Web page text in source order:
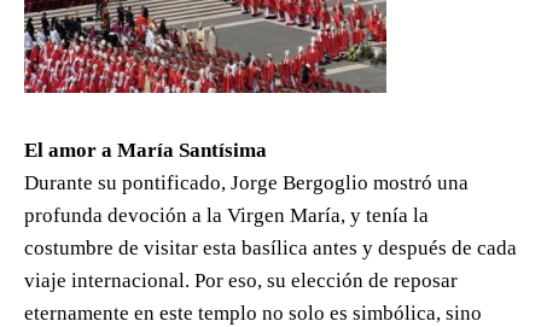
El amor a María Santísima
Durante su pontificado, Jorge Bergoglio mostró una
profunda devoción a la Virgen María, y tenía la
costumbre de visitar esta basílica antes y después de cada
viaje internacional. Por eso, su elección de reposar
eternamente en este templo no solo es simbólica, sino